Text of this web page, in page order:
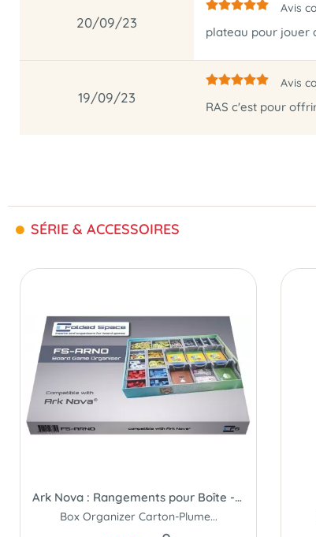
20/09/23
Avis
plateau pour jouer
19/09/23
Avis
RAS c'est pour
SÉRIE & ACCESSOIRES
Ark Nova : Rangements pour Boîte - Insert
Box Organizer Carton-Plume...